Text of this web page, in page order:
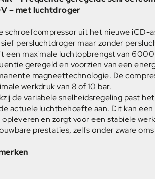
– met luchtdroger
schroefcompressor uit het nieuwe iCD-
persluchtdroger maar zonder
een maximale luchtopbrengst van
geregeld en voorzien van een
magneettechnologie. De
werkdruk van 8 of 10 bar.
de variabele snelheidsregeling past
actuele luchtbehoefte aan. Dit kan
opleveren en zorgt voor een stabiele
prestaties, zelfs onder zware